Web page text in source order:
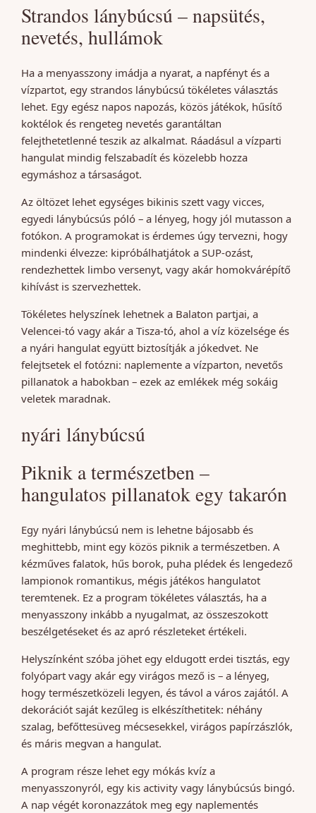
Strandos lánybúcsú – napsütés,
nevetés, hullámok
Ha a menyasszony imádja a nyarat, a napfényt és a
vízpartot, egy strandos lánybúcsú tökéletes választás
lehet. Egy egész napos napozás, közös játékok, hűsítő
koktélok és rengeteg nevetés garantáltan
felejthetetlenné teszik az alkalmat. Ráadásul a vízparti
hangulat mindig felszabadít és közelebb hozza
egymáshoz a társaságot.
Az öltözet lehet egységes bikinis szett vagy vicces,
egyedi lánybúcsús póló – a lényeg, hogy jól mutasson a
fotókon. A programokat is érdemes úgy tervezni, hogy
mindenki élvezze: kipróbálhatjátok a SUP-ozást,
rendezhettek limbo versenyt, vagy akár homokvárépítő
kihívást is szervezhettek.
Tökéletes helyszínek lehetnek a Balaton partjai, a
Velencei-tó vagy akár a Tisza-tó, ahol a víz közelsége és
a nyári hangulat együtt biztosítják a jókedvet. Ne
felejtsetek el fotózni: naplemente a vízparton, nevetős
pillanatok a habokban – ezek az emlékek még sokáig
veletek maradnak.
nyári lánybúcsú
Piknik a természetben –
hangulatos pillanatok egy takarón
Egy nyári lánybúcsú nem is lehetne bájosabb és
meghittebb, mint egy közös piknik a természetben. A
kézműves falatok, hűs borok, puha plédek és lengedező
lampionok romantikus, mégis játékos hangulatot
teremtenek. Ez a program tökéletes választás, ha a
menyasszony inkább a nyugalmat, az összeszokott
beszélgetéseket és az apró részleteket értékeli.
Helyszínként szóba jöhet egy eldugott erdei tisztás, egy
folyópart vagy akár egy virágos mező is – a lényeg,
hogy természetközeli legyen, és távol a város zajától. A
dekorációt saját kezűleg is elkészíthetitek: néhány
szalag, befőttesüveg mécsesekkel, virágos papírzászlók,
és máris megvan a hangulat.
A program része lehet egy mókás kvíz a
menyasszonyról, egy kis activity vagy lánybúcsús bingó.
A nap végét koronazzátok meg egy naplementés